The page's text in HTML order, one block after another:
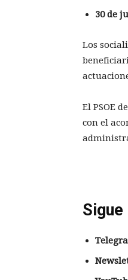
30 de
Los
El PSOE
con el